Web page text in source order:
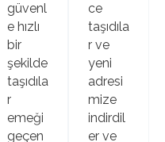
güvenl
e hızlı
bir
şekilde
taşıdıla
r
emeği
geçen
ce
taşıdıla
r ve
yeni
adresi
mize
indirdil
er ve